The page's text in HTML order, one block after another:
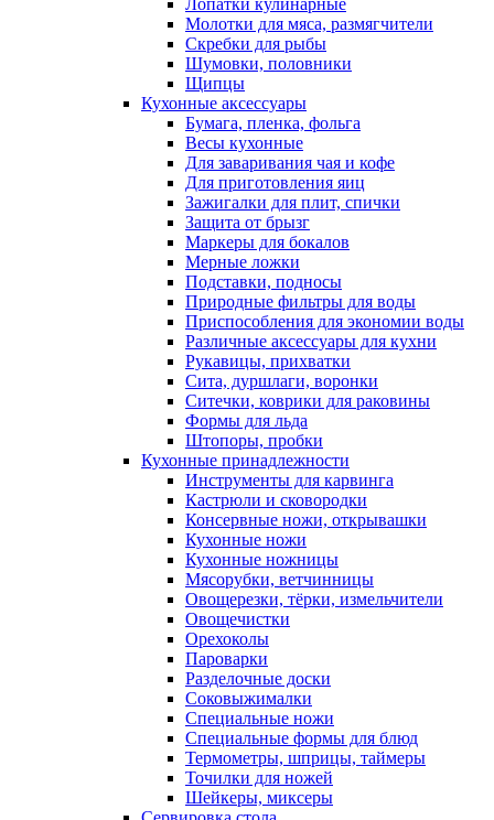
Лопатки кулинарные
Молотки для мяса, размягчители
Скребки для рыбы
Шумовки, половники
Щипцы
Кухонные аксессуары
Бумага, пленка, фольга
Весы кухонные
Для заваривания чая и кофе
Для приготовления яиц
Зажигалки для плит, спички
Защита от брызг
Маркеры для бокалов
Мерные ложки
Подставки, подносы
Природные фильтры для воды
Приспособления для экономии воды
Различные аксессуары для кухни
Рукавицы, прихватки
Сита, дуршлаги, воронки
Ситечки, коврики для раковины
Формы для льда
Штопоры, пробки
Кухонные принадлежности
Инструменты для карвинга
Кастрюли и сковородки
Консервные ножи, открывашки
Кухонные ножи
Кухонные ножницы
Мясорубки, ветчинницы
Овощерезки, тёрки, измельчители
Овощечистки
Орехоколы
Пароварки
Разделочные доски
Соковыжималки
Специальные ножи
Специальные формы для блюд
Термометры, шприцы, таймеры
Точилки для ножей
Шейкеры, миксеры